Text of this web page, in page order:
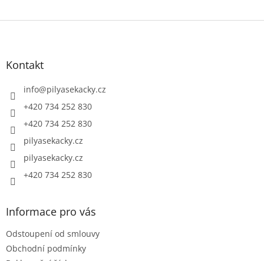
Z
Kontakt
info@pilyasekacky.cz
+420 734 252 830
+420 734 252 830
pilyasekacky.cz
pilyasekacky.cz
+420 734 252 830
Informace pro vás
Odstoupení od smlouvy
Obchodní podmínky